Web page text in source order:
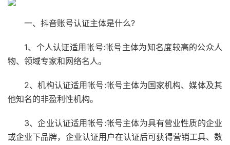
一、抖音账号认证主体是什么?
1、个人认证适用帐号:帐号主体为知名度较高的公众人
物、领域专家和网络名人。
2、机构认证适用帐号:帐号主体为国家机构、媒体及其
他知名的非盈利性机构。
3、企业认证适用帐号:帐号主体为具有营业性质的企业
或企业下品牌，企业认证用户在认证后可获得营销工具、数